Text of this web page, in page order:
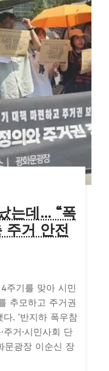
는데… “폭
주거 안전
주기를 맞아 시민
추모하고 주거권
다. '반지하 폭우참
거·시민사회 단
문광장 이순신 장